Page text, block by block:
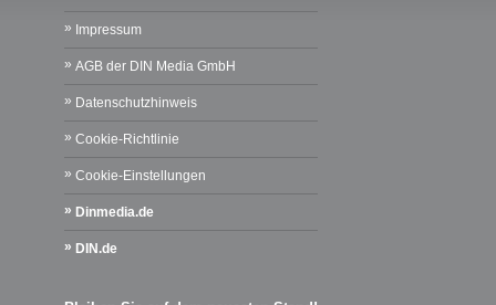
Impressum
AGB der DIN Media GmbH
Datenschutzhinweis
Cookie-Richtlinie
Cookie-Einstellungen
Dinmedia.de
DIN.de